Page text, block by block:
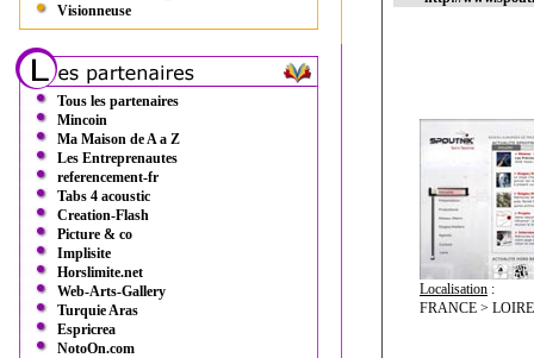
Visionneuse
Tous les partenaires
Mincoin
Ma Maison de A a Z
Les Entreprenautes
referencement-fr
Tabs 4 acoustic
Creation-Flash
Picture & co
Implisite
Horslimite.net
Web-Arts-Gallery
Turquie Aras
Espricrea
NotoOn.com
Localisation :
FRANCE >